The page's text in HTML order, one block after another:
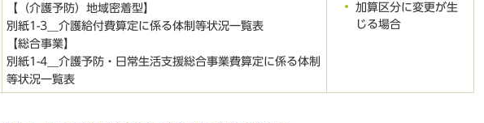
【（介護予防）地域密着型】
別紙1-3＿介護給付費算定に係る体制等状況一覧表
【総合事業】
別紙1-4＿介護予防・日常生活支援総合事業費算定に係る体制
等状況一覧表
加算区分に変更が生
じる場合